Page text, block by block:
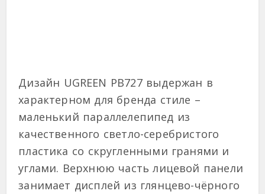
Дизайн UGREEN PB727 выдержан в
характерном для бренда стиле –
маленький параллелепипед из
качественного светло-серебристого
пластика со скругленными гранями и
углами. Верхнюю часть лицевой панели
занимает дисплей из глянцево-чёрного